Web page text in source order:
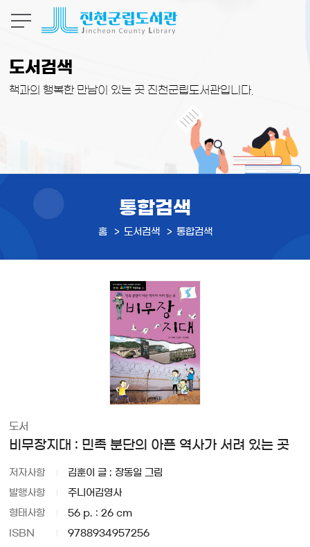
도서검색
책과의 행복한 만남이 있는 곳 진천군립도서관입니다.
통합검색
홈 도서검색 통합검색
도서
비무장지대 : 민족 분단의 아픈 역사가 서려 있는 곳
저자사항 김훈이 글 ; 장동일 그림
발행사항 주니어김영사
형태사항 56 p. : 26 cm
ISBN 9788934957256